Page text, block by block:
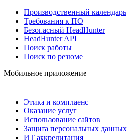
Производственный календарь
Требования к ПО
Безопасный HeadHunter
HeadHunter API
Поиск работы
Поиск по резюме
Мобильное приложение
Этика и комплаенс
Оказание услуг
Использование сайтов
Защита персональных данных
ИТ аккредитация